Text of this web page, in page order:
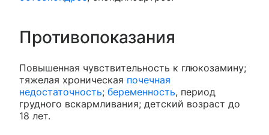
Противопоказания
Повышенная чувствительность к глюкозамину;
тяжелая хроническая почечная
недостаточность; беременность, период
грудного вскармливания; детский возраст до
18 лет.